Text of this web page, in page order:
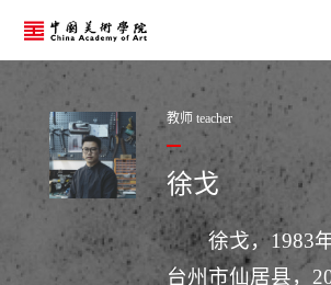
教师 teacher
徐戈
徐戈，1983
台州市仙居县，